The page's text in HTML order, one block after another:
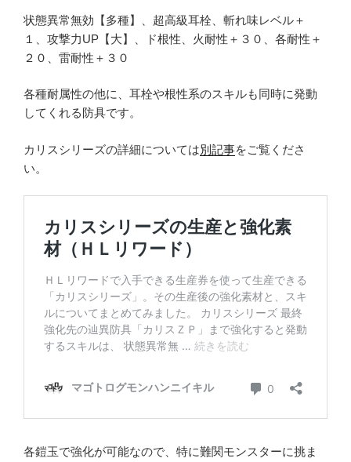
状態異常無効【多種】、超高級耳栓、斬れ味レベル＋
１、攻撃力UP【大】、ド根性、火耐性＋３０、各耐性＋
２０、雷耐性＋３０
各種耐属性の他に、耳栓や根性系のスキルも同時に発動
してくれる防具です。
カリスシリーズの詳細については別記事をご覧くださ
い。
各鎧玉で強化が可能なので、特に難関モンスターに挑ま